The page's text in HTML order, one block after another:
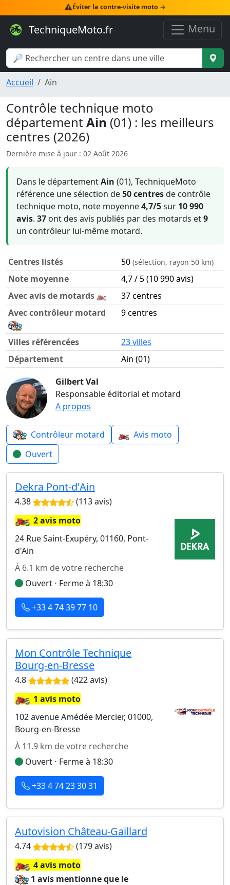
⚠️Éviter la contre-visite moto →
TechniqueMoto.fr Menu
Accueil Ain
Contrôle technique moto
départementAin (01) : les meilleurs
centres (2026)
Dernière mise à jour : 02 Août 2026
Dans le départementAin (01), TechniqueMoto
référence une sélection de50 centresde contrôle
technique moto, note moyenne4,7/5sur 10 990
avis. 37 ont des avis publiés par des motards et9
un contrôleur lui-même motard.
Centres listés 50 (sélection, rayon 50 km)
Note moyenne
4,7 / 5 (10 990 avis)
Avec avis de motards 🏍️
37 centres
Avec contrôleur motard
9 centres
Villes référencées
23 villes
Département
Ain (01)
Gilbert Val
Responsable éditorial et motard
A propos
Contrôleur motard 🏍️ Avis moto
Ouvert
Dekra Pont-d'Ain
4.38 (113 avis)
🏍️2 avis moto
24 Rue Saint-Exupéry, 01160, Pont-
d'Ain
À 6.1 km de votre recherche
Ouvert ⋅ Ferme à 18:30
+33 4 74 39 77 10
Mon Contrôle Technique
Bourg-en-Bresse
4.8 (422 avis)
🏍️1 avis moto
102 avenue Amédée Mercier, 01000,
Bourg-en-Bresse
À 11.9 km de votre recherche
Ouvert ⋅ Ferme à 18:30
+33 4 74 23 30 31
Autovision Château-Gaillard
4.74 (179 avis)
🏍️4 avis moto
1 avis mentionne que le